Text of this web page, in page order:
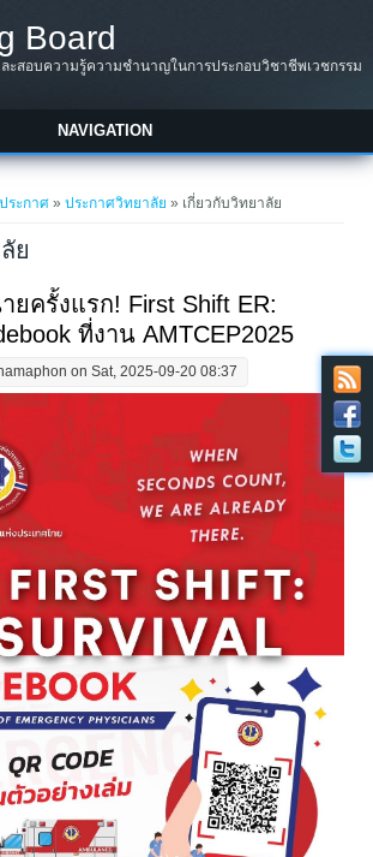
Board
ะสอบความรู้ความชำนาญในการประกอบวิชาชีพเวชกรรม
NAVIGATION
ระกาศ »ประกาศวิทยาลัย » เกี่ยวกับวิทยาลัย
ย
ยครั้งแรก! First Shift ER:
ที่งาน AMTCEP2025
on Sat, 2025-09-20 08:37